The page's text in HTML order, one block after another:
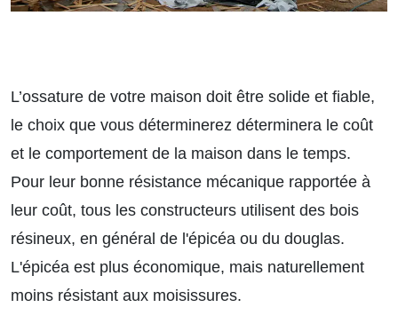
L’ossature de votre maison doit être solide et fiable,
le choix que vous déterminerez déterminera le coût
et le comportement de la maison dans le temps.
Pour leur bonne résistance mécanique rapportée à
leur coût, tous les constructeurs utilisent des bois
résineux, en général de l'épicéa ou du douglas.
L'épicéa est plus économique, mais naturellement
moins résistant aux moisissures.